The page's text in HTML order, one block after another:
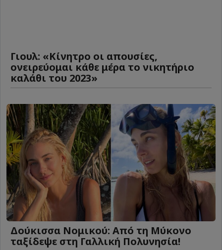
Γιουλ: «Κίνητρο οι απουσίες,
ονειρεύομαι κάθε μέρα το νικητήριο
καλάθι του 2023»
Δούκισσα Νομικού: Από τη Μύκονο
ταξίδεψε στη Γαλλική Πολυνησία!